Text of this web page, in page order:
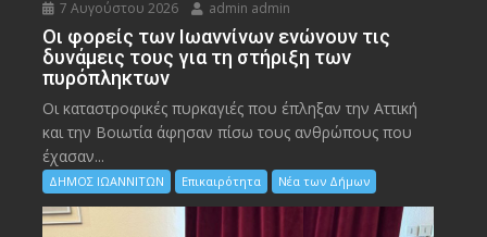
7 Αυγούστου 2026 admin admin
Οι φορείς των Ιωαννίνων ενώνουν τις
δυνάμεις τους για τη στήριξη των
πυρόπληκτων
Οι καταστροφικές πυρκαγιές που έπληξαν την Αττική
και την Bοιωτία άφησαν πίσω τους ανθρώπους που
έχασαν...
ΔΗΜΟΣ ΙΩΑΝΝΙΤΩΝ Επικαιρότητα Νέα των Δήμων